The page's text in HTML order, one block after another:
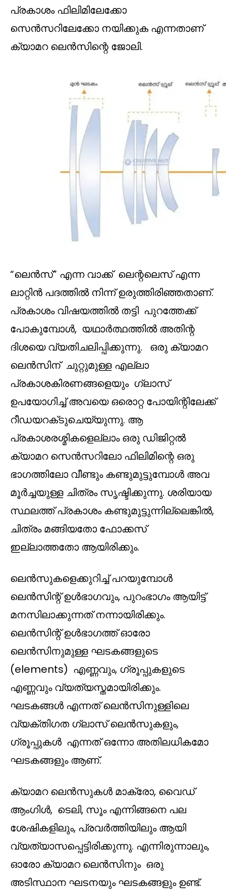
പ്രകാശം ഫിലിമിലേക്കോ
സെൻസറിലേക്കോ നയിക്കുക എന്നതാണ്
ക്യാമറ ലെൻസിന്റെ ജോലി.
“ലെൻസ്” എന്ന വാക്ക് ലെന്റലെസ് എന്ന
ലാറ്റിൻ പദത്തില്‍ നിന്ന് ഉരുത്തിരിഞ്ഞതാണ്.
പ്രകാശം വിഷയത്തിൽ തട്ടി പുറത്തേക്ക്
പോകുമ്പോൾ, യഥാർത്ഥത്തിൽ അതിന്റ
ദിശയെ വ്യതിചലിപ്പിക്കുന്നു. ഒരു ക്യാമറ
ലെൻസിന് ചുറ്റുമുള്ള എല്ലാ
പ്രകാശകിരണങ്ങളെയും ഗ്ലാസ്
ഉപയോഗിച്ച് അവയെ ഒരൊറ്റ പോയിന്റിലേക്ക്
റീഡയറക്‌ടുചെയ്യുന്നു. ആ
പ്രകാശരശ്മികളെല്ലാം ഒരു ഡിജിറ്റൽ
ക്യാമറ സെൻസറിലോ ഫിലിമിന്റെ ഒരു
ഭാഗത്തിലോ വീണ്ടും കണ്ടുമുട്ടുമ്പോൾ അവ
മൂർച്ചയുള്ള ചിത്രം സൃഷ്ടിക്കുന്നു. ശരിയായ
സ്ഥലത്ത് പ്രകാശം കണ്ടുമുട്ടുന്നില്ലെങ്കിൽ,
ചിത്രം മങ്ങിയതോ ഫോക്കസ്
ഇല്ലാത്തതോ ആയിരിക്കും.
ലെൻസുകളെക്കുറിച്ച് പറയുമ്പോള്‍
ലെന്‍സിന്റ് ഉള്‍ഭാഗവും, പുറംഭാഗം ആയിട്ട്
മനസിലാക്കുന്നത് നന്നായിരിക്കും.
ലെന്‍സിന്റ് ഉള്‍ഭാഗത്ത് ഓരോ
ലെൻസിനുമുള്ള ഘടകങ്ങളുടെ
(elements) എണ്ണവും, ഗ്രൂപ്പുകളുടെ
എണ്ണവും വ്യത്യസ്തമായിരിക്കും.
ഘടകങ്ങൾ എന്നത് ലെൻസിനുള്ളിലെ
വ്യക്തിഗത ഗ്ലാസ് ലെൻസുകളും,
ഗ്രൂപ്പുകൾ എന്നത് ഒന്നോ അതിലധികമോ
ഘടകങ്ങളും ആണ്.
ക്യാമറ ലെൻസുകൾ മാക്രോ, വൈഡ്
ആംഗിൾ, ടെലി, സൂം എന്നിങ്ങനെ പല
ശേഷികളിലും, പ്രവര്‍ത്തിയിലും ആയി
വ്യത്യാസപ്പെട്ടിരിക്കുന്നു. എന്നിരുന്നാലും,
ഓരോ ക്യാമറ ലെൻസിനും ഒരു
അടിസ്ഥാന ഘടനയും ഘടകങ്ങളും ഉണ്ട്.